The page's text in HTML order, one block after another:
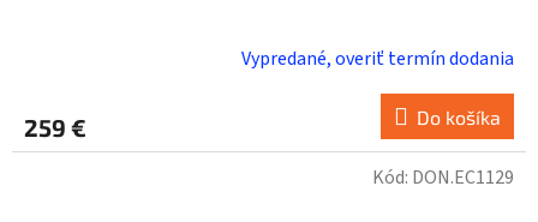
Vypredané, overiť termín dodania
259 € Do košíka
Kód: DON.EC1129